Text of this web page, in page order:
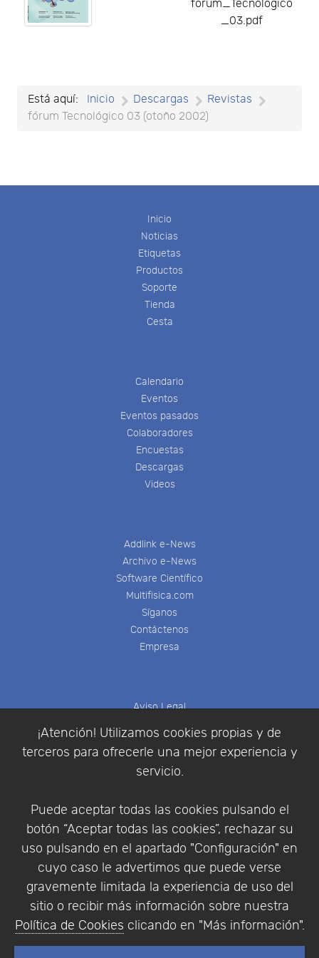
¡Atención! Utilizamos cookies propias y de
terceros para ofrecerle una mejor experiencia y
servicio.
Puede aceptar todas las cookies pulsando el
botón “Aceptar todas las cookies”, rechazar su
uso pulsando en el apartado "Configuración" en
cuyo caso le advertimos que puede verse
gravemente limitada la experiencia de uso del
sitio o recibir más información sobre nuestra
Política de Cookies clicando en "Más información".
forum_Tecnologico
_03.pdf
Está aquí: Inicio Descargas
Revistas
fórum Tecnológico 03 (otoño 2002)
Inicio
Noticias
Etiquetas
Productos
Soporte
Tienda
Cesta
Calendario
Eventos
Eventos pasados
Colaboradores
Encuestas
Descargas
Videos
Addlink e-News
Archivo e-News
Software Científico
Multifisica.com
Síganos
Contáctenos
Empresa
Aviso Legal
Política de Privacidad
Condiciones de compra
Identificarse
Empresa|Aviso Legal| Política de Privacidad |
Política de Cookies
© Copyright 1994 - 2026. Addlink Software
Científico, S.L.